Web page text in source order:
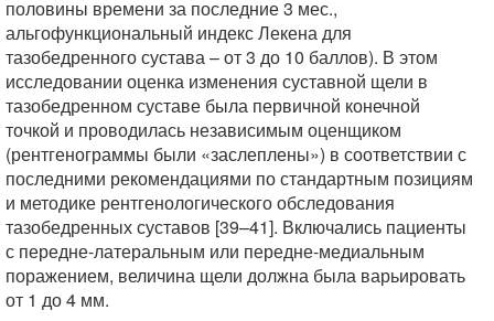
половины времени за последние 3 мес.,
альгофункциональный индекс Лекена для
тазобедренного сустава – от 3 до 10 баллов). В этом
исследовании оценка изменения суставной щели в
тазобедренном суставе была первичной конечной
точкой и проводилась независимым оценщиком
(рентгенограммы были «заслеплены») в соответствии с
последними рекомендациями по стандартным позициям
и методике рентгенологического обследования
тазобедренных суставов [39–41]. Включались пациенты
с передне-латеральным или передне-медиальным
поражением, величина щели должна была варьировать
от 1 до 4 мм.